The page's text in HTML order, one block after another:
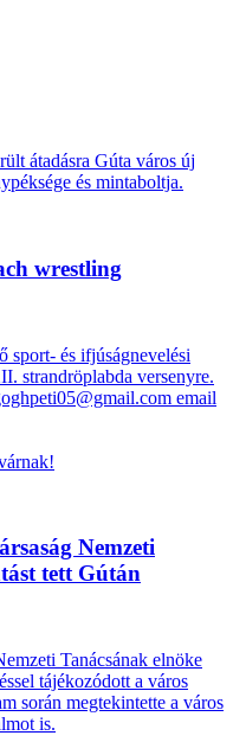
átadásra Gúta város új
és mintaboltja.
wrestling
sport- és ifjúságnevelési
strandröplabda versenyre.
email
Nemzeti
tett Gútán
Tanácsának elnöke
tájékozódott a város
során megtekintette a város
is.